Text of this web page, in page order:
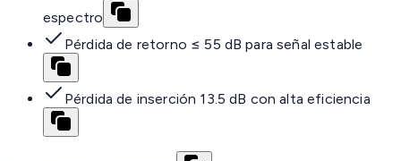
espectro
Pérdida de retorno ≤ 55 dB para señal estable
Pérdida de inserción 13.5 dB con alta eficiencia